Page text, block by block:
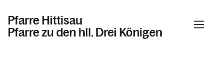
Pfarre Hittisau
Pfarre zu den hll. Drei Königen